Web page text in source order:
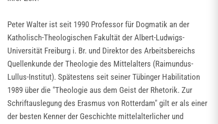
Peter Walter ist seit 1990 Professor für Dogmatik an der
Katholisch-Theologischen Fakultät der Albert-Ludwigs-
Universität Freiburg i. Br. und Direktor des Arbeitsbereichs
Quellenkunde der Theologie des Mittelalters (Raimundus-
Lullus-Institut). Spätestens seit seiner Tübinger Habilitation
1989 über die "Theologie aus dem Geist der Rhetorik. Zur
Schriftauslegung des Erasmus von Rotterdam" gilt er als einer
der besten Kenner der Geschichte mittelalterlicher und